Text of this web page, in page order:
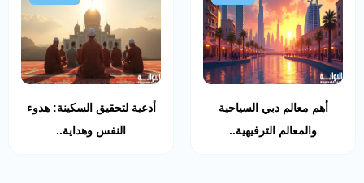
أهم معالم دبي السياحية
والمعالم الترفيهية..
أدعية لتحقيق السكينة: هدوء
النفس وهداية..